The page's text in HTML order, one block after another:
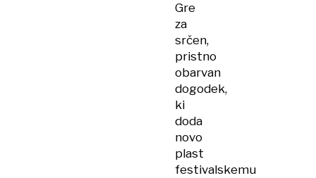
Gre
za
srčen,
pristno
obarvan
dogodek,
ki
doda
novo
plast
festivalskemu